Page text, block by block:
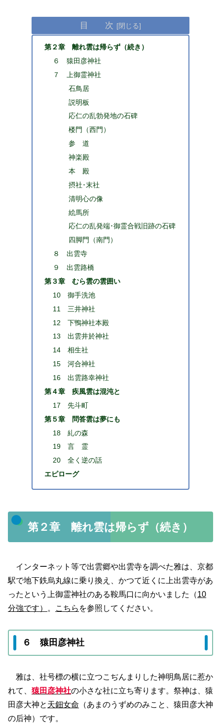
目 次
第２章 離れ雲は帰らず（続き）
６ 猿田彦神社
７ 上御霊神社
石鳥居
説明板
応仁の乱勃発地の石碑
楼門（西門）
参 道
神楽殿
本 殿
摂社･末社
清明心の像
絵馬所
応仁の乱発端･御霊合戦旧跡の石碑
四脚門（南門）
８ 出雲寺
９ 出雲路橋
第３章 むら雲の雲囲い
10 御手洗池
11 三井神社
12 下鴨神社本殿
13 出雲井於神社
14 相生社
15 河合神社
16 出雲路幸神社
第４章 疾風雲は混沌と
17 先斗町
第５章 問答雲は夢にも
18 糺の森
19 言 霊
20 全く逆の話
エピローグ
第２章 離れ雲は帰らず（続き）
インターネット等で出雲郷や出雲寺を調べた雅は、京都
駅で地下鉄烏丸線に乗り換え、かつて近くに上出雲寺があ
ったという上御霊神社のある鞍馬口に向かいました（10
分強です）
。 こちら を参照してください。
６ 猿田彦神社
雅は、社号標の横に立つこぢんまりした神明鳥居に惹か
れて、 猿田彦神社の小さな社に立ち寄ります。祭神は、猿
田彦大神と 天鈿女命 （あまのうずめのみこと、猿田彦大神
の后神）です。